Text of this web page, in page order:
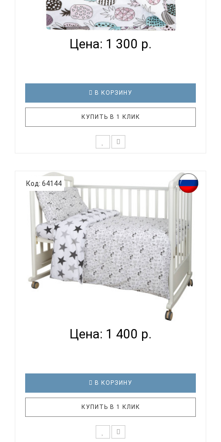
ВОМБАТИК CLASSIC COLLECTION АНАНАСИКИ -
ПОДОДЕЯЛЬН...
Цена: 1 300 р.
В КОРЗИНУ
КУПИТЬ В 1 КЛИК
родитель подходит очень основательно. Ведь
ребенок большую часть времени проводит в
кровати. И натуральность тканей, нежный и
веселый рисунок, высокая устойчивость к частым
стиркам – очень важные параметр..
Код: 64144
ВОМБАТИК CLASSIC COLLECTION ЗВЕРИ И ЗВЕЗДЫ
Цена: 1 400 р.
В КОРЗИНУ
КУПИТЬ В 1 КЛИК